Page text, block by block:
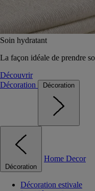
Soin hydratant
La façon idéale de prendre
Découvrir
Décoration
Décoration
Décoration
Home Decor
Décoration estivale